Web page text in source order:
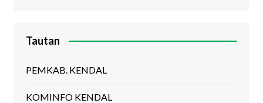
Tautan
PEMKAB. KENDAL
KOMINFO KENDAL